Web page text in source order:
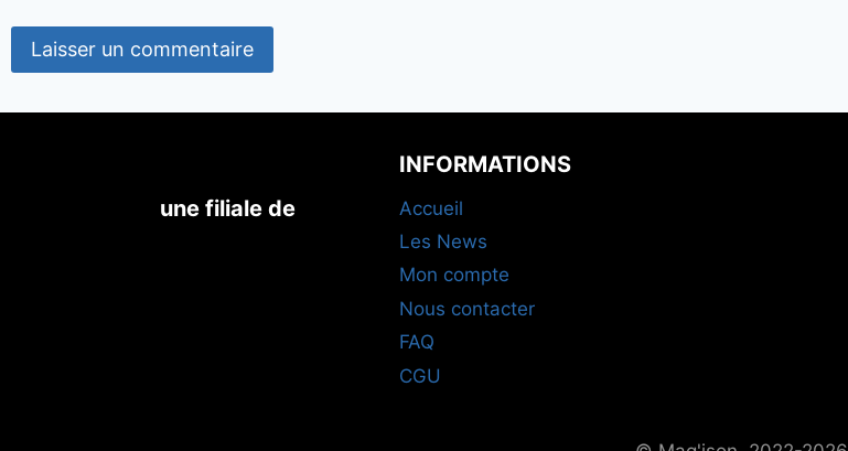
une filiale de
INFORMATIONS
Accueil
Les News
Mon compte
Nous contacter
FAQ
CGU